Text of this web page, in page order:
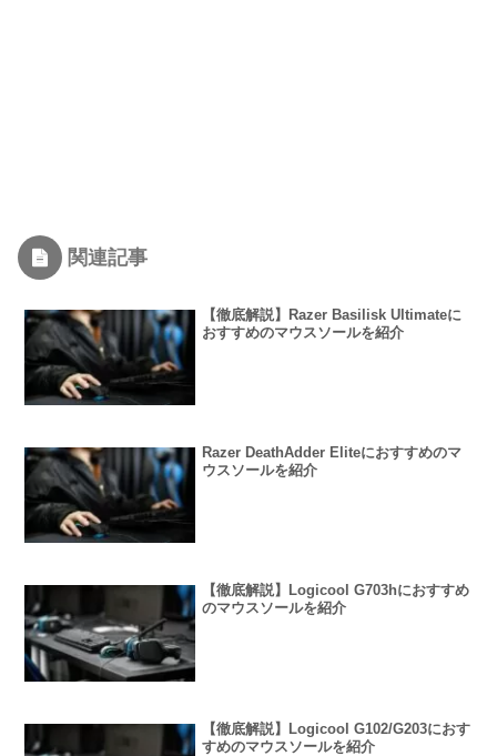
関連記事
【徹底解説】Razer Basilisk Ultimateに
おすすめのマウスソールを紹介
Razer DeathAdder Eliteにおすすめのマ
ウスソールを紹介
【徹底解説】Logicool G703hにおすすめ
のマウスソールを紹介
【徹底解説】Logicool G102/G203におす
すめのマウスソールを紹介